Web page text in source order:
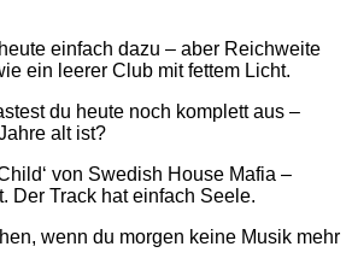
einfach dazu – aber Reichweite
ein leerer Club mit fettem Licht.
du heute noch komplett aus –
alt ist?
von Swedish House Mafia –
Der Track hat einfach Seele.
wenn du morgen keine Musik mehr